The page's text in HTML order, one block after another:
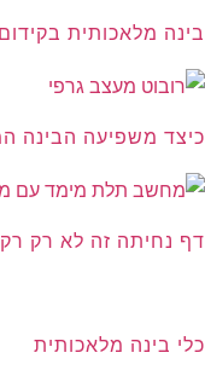
בינה מלאכותית
כיצד משפיעה הבינה
דף נחיתה זה לא רק רק
כלי בינה מלאכותית